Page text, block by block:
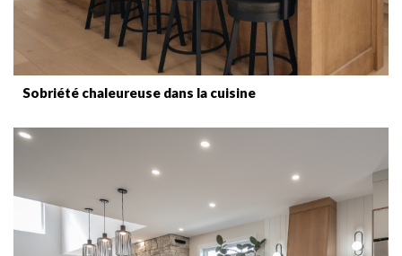
Sobriété chaleureuse dans la cuisine